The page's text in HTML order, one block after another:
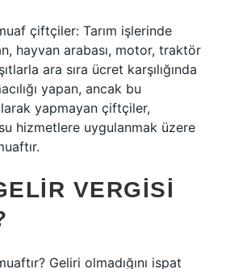
çiftçiler: Tarım işlerinde
hayvan arabası, motor, traktör
ara sıra ücret karşılığında
yapan, ancak bu
yapmayan çiftçiler,
hizmetlere uygulanmak üzere
VERGISI
Geliri olmadığını ispat